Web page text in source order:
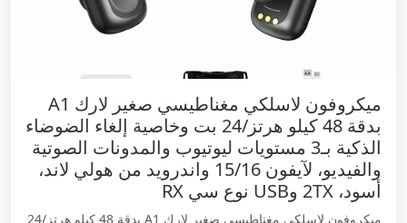
ميكروفون لاسلكي مغناطيسي صغير لارك A1
بدقة 48 كيلو هرتز/24 بت وخاصية إلغاء الضوضاء
الذكية بـ3 مستويات ليوتيوب والمدونات الصوتية
والفيديو، لآيفون 15/16 واندرويد من هولي لاند،
أسود، 2TX وUSB نوع سي RX
ميكروفون لاسلكي مغناطيسي صغير لارك A1 بدقة 48 كيلو هرتز/24